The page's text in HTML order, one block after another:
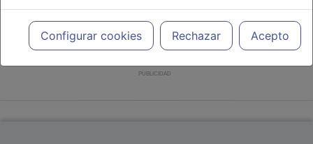
meramente informativo, siendo responsabilidad de los
profesionales facultados prescribir medicamentos y decidir, en
cada caso concreto, el tratamiento más adecuado a las
necesidades del paciente.
Configurar cookies Rechazar Acepto
PUBLICIDAD